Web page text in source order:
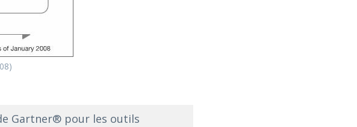
Gartner® pour les outils